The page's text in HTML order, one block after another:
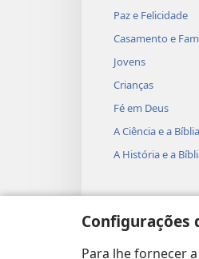
Configurações
Para lhe fornecer
Paz e Felicidade
Casamento e
Jovens
Crianças
Fé em Deus
A Ciência e a Bíblia
A História e a